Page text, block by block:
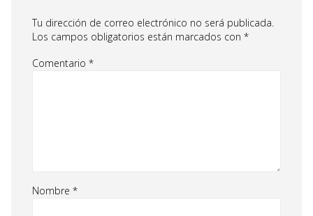
Tu dirección de correo electrónico no será publicada.
Los campos obligatorios están marcados con *
Comentario *
Nombre *